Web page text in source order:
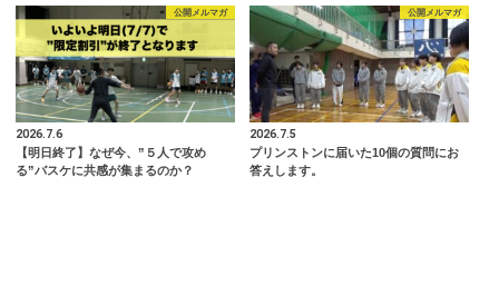
公開メルマガ
2026.7.6
【明日終了】なぜ今、”５人で攻め
る”バスケに共感が集まるのか？
公開メルマガ
2026.7.5
プリンストンに届いた10個の質問にお
答えします。